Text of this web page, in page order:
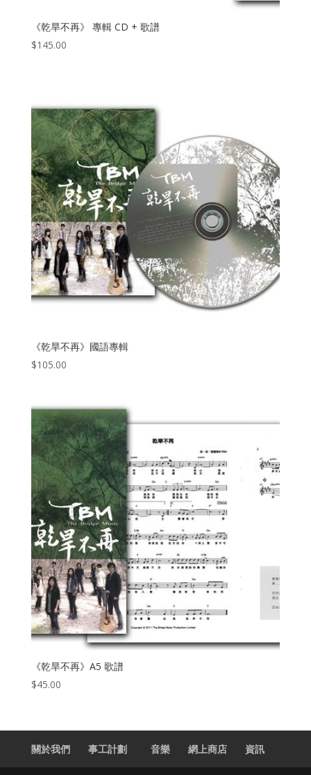
《乾旱不再》 專輯 CD + 歌譜
$145.00
《乾旱不再》國語專輯
$105.00
《乾旱不再》A5 歌譜
$45.00
關於我們 事工計劃 音樂 網上商店 資訊